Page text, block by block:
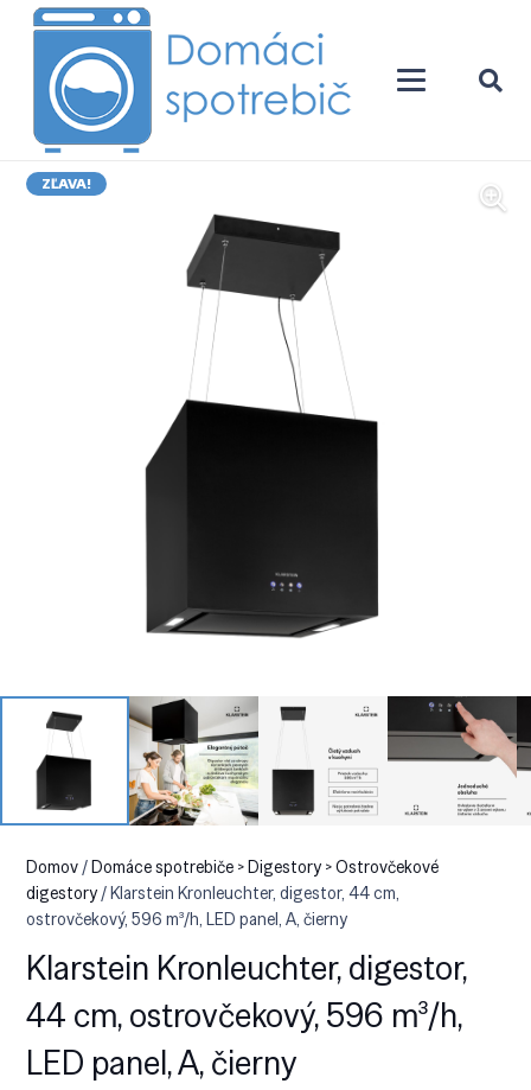
ZĽAVA!
Domov/Domáce spotrebiče > Digestory > Ostrovčekové
digestory/ Klarstein Kronleuchter, digestor, 44 cm,
ostrovčekový, 596 m³/h, LED panel, A, čierny
Klarstein Kronleuchter, digestor,
44 cm, ostrovčekový, 596 m³/h,
LED panel, A, čierny